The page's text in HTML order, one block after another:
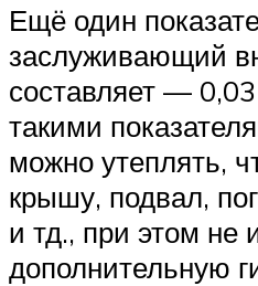
Ещё один
заслуживающий
составляет —
такими
можно утеплять,
крышу, подвал,
и тд., при этом не
дополнительную